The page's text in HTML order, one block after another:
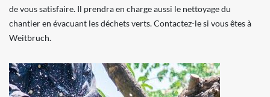
de vous satisfaire. Il prendra en charge aussi le nettoyage du
chantier en évacuant les déchets verts. Contactez-le si vous êtes à
Weitbruch.